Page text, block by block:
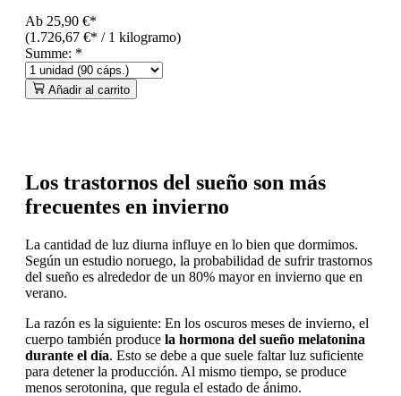
Ab 25,90 €*
(1.726,67 €* / 1 kilogramo)
Summe: *
Añadir al carrito
Los trastornos del sueño son más
frecuentes en invierno
La cantidad de luz diurna influye en lo bien que dormimos.
Según un estudio noruego, la probabilidad de sufrir trastornos
del sueño es alrededor de un 80% mayor en invierno que en
verano.
La razón es la siguiente: En los oscuros meses de invierno, el
cuerpo también produce la hormona del sueño melatonina
durante el día. Esto se debe a que suele faltar luz suficiente
para detener la producción. Al mismo tiempo, se produce
menos serotonina, que regula el estado de ánimo.